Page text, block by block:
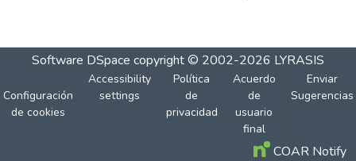
Software DSpace copyright © 2002-2026 LYRASIS
Configuración
de cookies
Accessibility
settings
Política
de
privacidad
Acuerdo
de
usuario
final
Enviar
Sugerencias
COAR Notify